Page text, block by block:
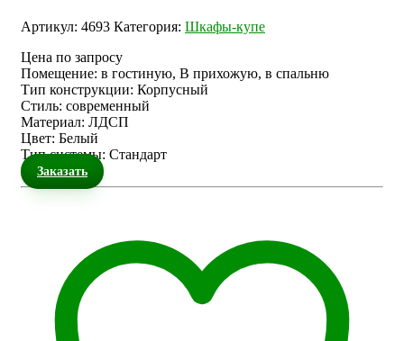
Артикул: 4693 Категория: Шкафы-купе
Цена по запросу
Помещение: в гостиную, В прихожую, в спальню
Тип конструкции: Корпусный
Стиль: современный
Материал: ЛДСП
Цвет: Белый
Тип системы: Стандарт
Заказать